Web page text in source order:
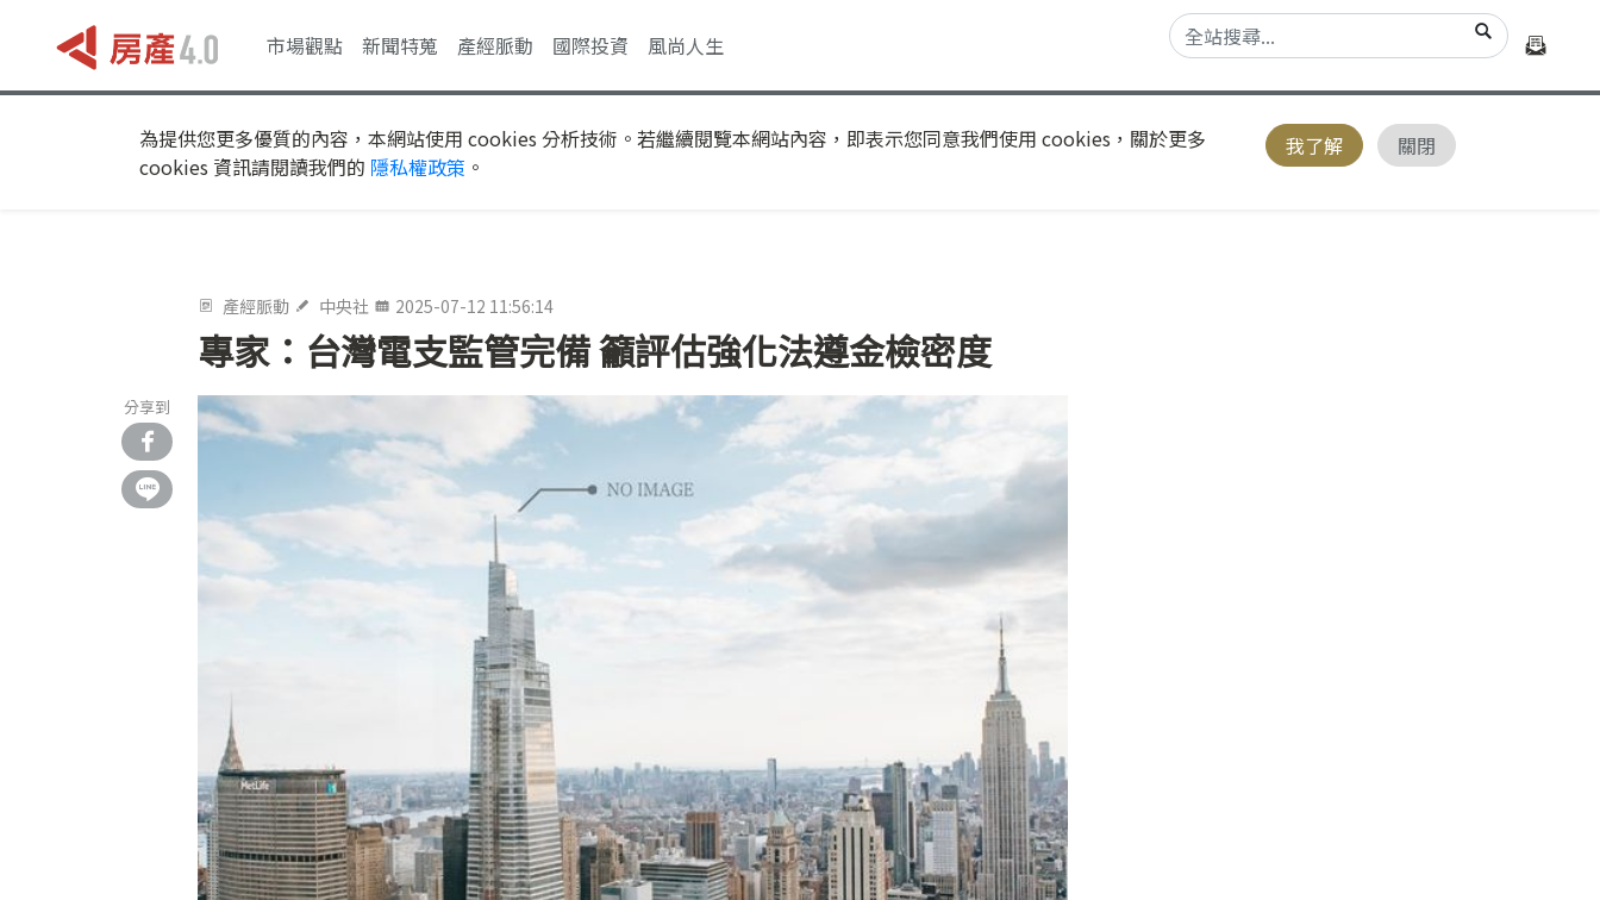
市場觀點 新聞特蒐 產經脈動 國際投資 風尚人生
為提供您更多優質的內容，本網站使用 cookies 分析技術。若繼續閱覽本網站內容，即表示您同意我們使用 cookies，關於更多
cookies 資訊請閱讀我們的 隱私權政策 。
我了解 關閉
產經脈動 中央社 2025-07-12 11:56:14
專家：台灣電支監管完備 籲評估強化法遵金檢密度
分享到